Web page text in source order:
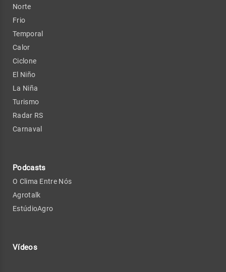
Norte
Frio
Temporal
Calor
Ciclone
El Niño
La Niña
Turismo
Radar RS
Carnaval
Podcasts
O Clima Entre Nós
Agrotalk
EstúdioAgro
Vídeos